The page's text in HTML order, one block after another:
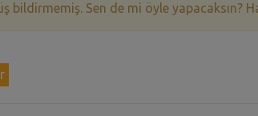
bildirmemiş. Sen de mi öyle yapacaksın?